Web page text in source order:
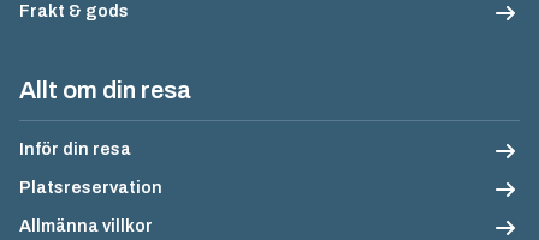
Frakt & gods
Allt om din resa
Inför din resa
Platsreservation
Allmänna villkor